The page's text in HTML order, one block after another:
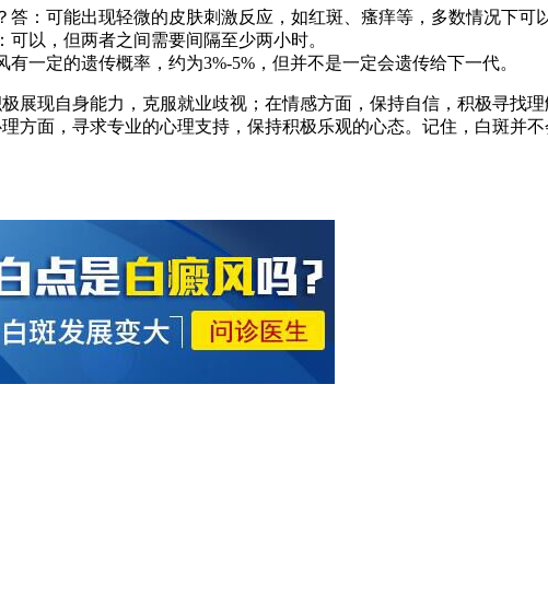
：可能出现轻微的皮肤刺激反应，如红斑、瘙痒等，多数情况下可
以，但两者之间需要间隔至少两小时。
一定的遗传概率，约为3%-5%，但并不是一定会遗传给下一代。
展现自身能力，克服就业歧视；在情感方面，保持自信，积极寻找
方面，寻求专业的心理支持，保持积极乐观的心态。记住，白斑并